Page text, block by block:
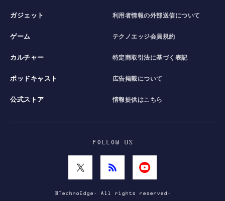
ガジェット
ゲーム
カルチャー
ポッドキャスト
公式ストア
利用者情報の外部送信について
テクノエッジ会員規約
特定商取引法に基づく表記
広告掲載について
情報提供はこちら
FOLLOW US
©TechnoEdge. All rights reserved.